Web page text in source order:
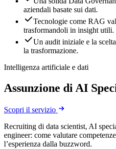
aziendali basate sui dati.
Tecnologie come RAG
trasformandoli in insight utili.
Un audit iniziale e la
la trasformazione.
Intelligenza artificiale e dati
Assunzione di AI
Scopri il servizio
Recruiting di data scientist, AI
engineer: come valutare
l’esperienza dalla buzzword.